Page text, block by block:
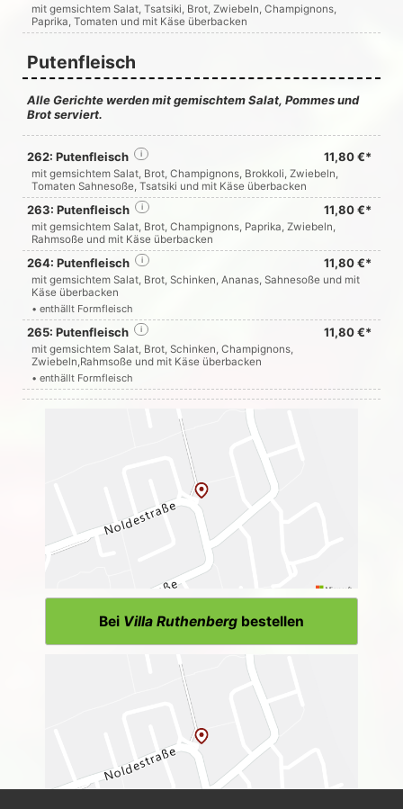
mit gemsichtem Salat, Tsatsiki, Brot, Zwiebeln, Champignons,
Paprika, Tomaten und mit Käse überbacken
Putenfleisch
Alle Gerichte werden mit gemischtem Salat, Pommes und
Brot serviert.
262: Putenfleisch 11,80 €*
i
mit gemsichtem Salat, Brot, Champignons, Brokkoli, Zwiebeln,
Tomaten Sahnesoße, Tsatsiki und mit Käse überbacken
263: Putenfleisch 11,80 €*
i
mit gemsichtem Salat, Brot, Champignons, Paprika, Zwiebeln,
Rahmsoße und mit Käse überbacken
264: Putenfleisch 11,80 €*
i
mit gemsichtem Salat, Brot, Schinken, Ananas, Sahnesoße und mit
Käse überbacken
• enthällt Formfleisch
265: Putenfleisch 11,80 €*
i
mit gemsichtem Salat, Brot, Schinken, Champignons,
Zwiebeln,Rahmsoße und mit Käse überbacken
• enthällt Formfleisch
Bei Villa Ruthenberg bestellen